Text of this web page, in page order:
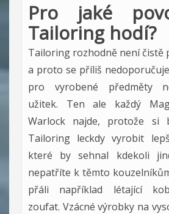
Pro jaké
Tailoring hodí?
Tailoring rozhodně není čistě
a proto se příliš
pro vyrobené předměty
užitek. Ten ale každý
Warlock najde, protože si
Tailoring leckdy vyrobit
které by sehnal kdekoli
nepatříte k těmto
přáli například létající
zoufat. Vzácné výrobky na